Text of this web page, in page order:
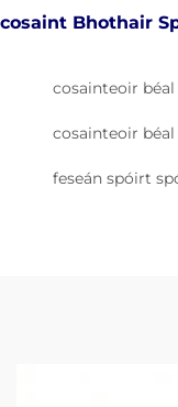
cosaint Bhothair
cosainteoir
cosainteoir béal
feseán spóirt